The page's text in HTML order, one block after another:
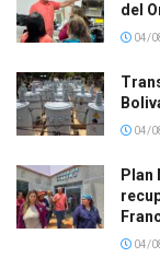
del
04/
04/
Plan
04/